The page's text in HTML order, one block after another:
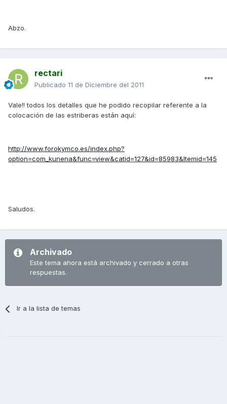
Abzo.
rectari
Publicado 11 de Diciembre del 2011
Vale!! todos los detalles que he podido recopilar referente a la
colocación de las estriberas están aquí:
http://www.forokymco.es/index.php?
option=com_kunena&func=view&catid=127&id=85983&Itemid=145
Saludos.
Archivado
Este tema ahora está archivado y cerrado a otras
respuestas.
Ir a la lista de temas